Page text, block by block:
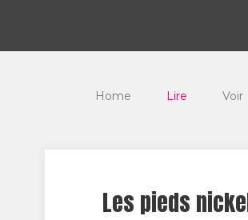
Home Lire Voir
Les pieds